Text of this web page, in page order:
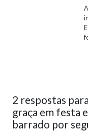
2 respostas
graça em festa
barrado por